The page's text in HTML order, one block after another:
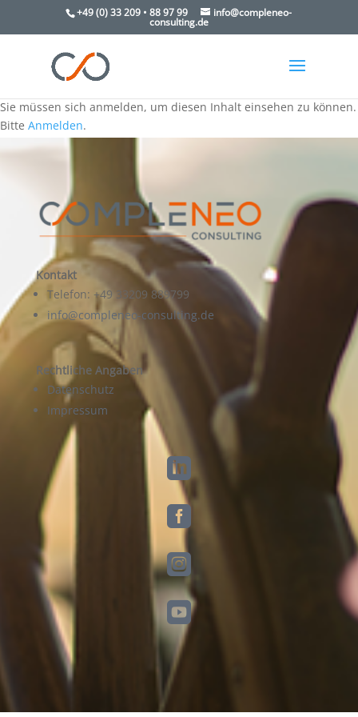
+49 (0) 33 209 • 88 97 99 info@compleneo-
consulting.de
Sie müssen sich anmelden, um diesen Inhalt einsehen zu können.
Bitte Anmelden.
Kontakt
Telefon: +49 33209 889799
info@compleneo-consulting.de
Rechtliche Angaben
Datenschutz
Impressum



